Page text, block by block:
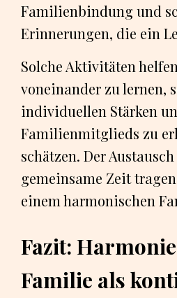
Familienbindung und
Erinnerungen, die ein
Solche Aktivitäten
voneinander zu lernen,
individuellen Stärken
Familienmitglieds zu
schätzen. Der
gemeinsame Zeit
einem harmonischen
Fazit:
Familie als